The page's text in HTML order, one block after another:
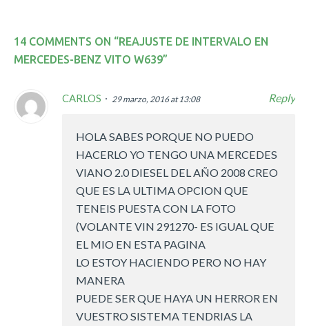
14 COMMENTS ON “REAJUSTE DE INTERVALO EN
MERCEDES-BENZ VITO W639”
CARLOS 29 marzo, 2016 at 13:08 Reply
HOLA SABES PORQUE NO PUEDO
HACERLO YO TENGO UNA MERCEDES
VIANO 2.0 DIESEL DEL AÑO 2008 CREO
QUE ES LA ULTIMA OPCION QUE
TENEIS PUESTA CON LA FOTO
(VOLANTE VIN 291270- ES IGUAL QUE
EL MIO EN ESTA PAGINA
LO ESTOY HACIENDO PERO NO HAY
MANERA
PUEDE SER QUE HAYA UN HERROR EN
VUESTRO SISTEMA TENDRIAS LA